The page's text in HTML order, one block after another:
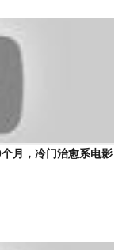
月，冷门治愈系电影